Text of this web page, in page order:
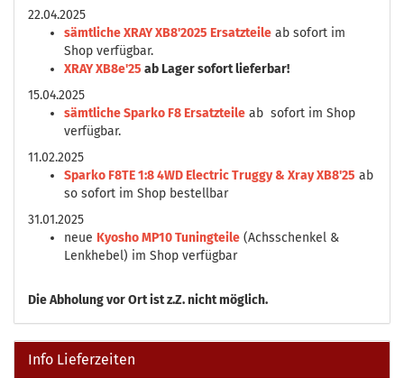
22.04.2025
sämtliche XRAY XB8'2025 Ersatzteile ab sofort im
Shop verfügbar.
XRAY XB8e'25 ab Lager sofort lieferbar!
15.04.2025
sämtliche Sparko F8 Ersatzteile ab sofort im Shop
verfügbar.
11.02.2025
Sparko F8TE 1:8 4WD Electric Truggy & Xray XB8'25 ab
so sofort im Shop bestellbar
31.01.2025
neue Kyosho MP10 Tuningteile (Achsschenkel &
Lenkhebel) im Shop verfügbar
DieAbholung vor Ort ist z.Z. nicht möglich.
Info Lieferzeiten